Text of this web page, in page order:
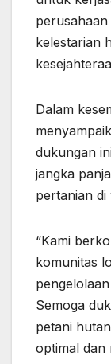
kelestarian
Dalam
dukungan
jangka
pertanian di
“Kami
komunitas
Semoga
petani
optimal dan